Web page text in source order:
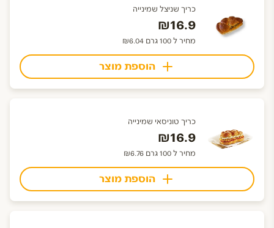
כריך שניצל שמינייה
₪16.9
מחיר ל 100 גרם ₪6.04
הוספת מוצר
כריך טוניסאי שמינייה
₪16.9
מחיר ל 100 גרם ₪6.76
הוספת מוצר